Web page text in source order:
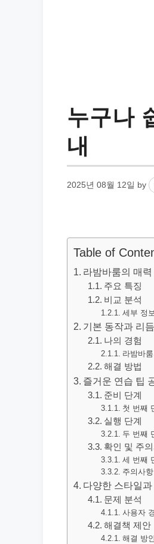
누구나
내
2025년 08월 12일 by
Table of
라밤바룸의 매
주요 특징
비교 분석
세부 정
기본 동작과 리
나의 경험
라밤바
해결 방법
즐거운 연습 팁
준비 단계
첫 번째
실행 단계
두 번째
확인 및 주
세 번째
주의사항
다양한 스타일과
문제 분석
사용자
해결책 제안
해결 방